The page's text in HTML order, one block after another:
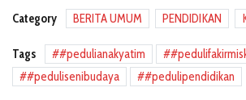
Category BERITA UMUM PENDIDIKAN
Tags #pedulianakyatim
#pedulisenibudaya
#pedulipendidikan